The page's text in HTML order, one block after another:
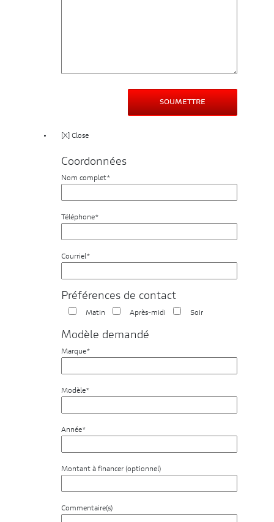
[X] Close
Coordonnées
Nom complet*
Téléphone*
Courriel*
Préférences de contact
Matin Après-midi Soir
Modèle demandé
Marque*
Modèle*
Année*
Montant à financer (optionnel)
Commentaire(s)